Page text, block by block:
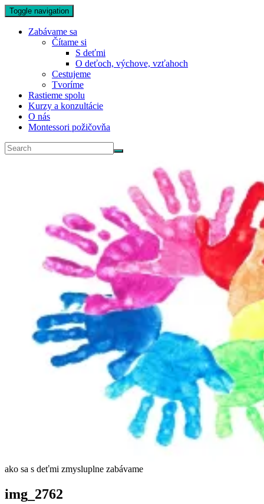
Toggle navigation
Zabávame sa
Čítame si
S deťmi
O deťoch, výchove, vzťahoch
Cestujeme
Tvoríme
Rastieme spolu
Kurzy a konzultácie
O nás
Montessori požičovňa
ako sa s deťmi zmysluplne zabávame
img_2762